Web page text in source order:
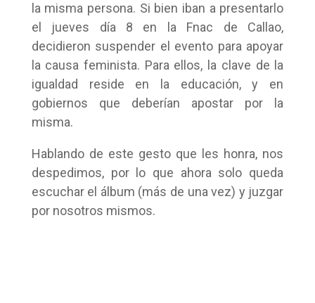
la misma persona. Si bien iban a presentarlo
el jueves día 8 en la Fnac de Callao,
decidieron suspender el evento para apoyar
la causa feminista. Para ellos, la clave de la
igualdad reside en la educación, y en
gobiernos que deberían apostar por la
misma.
Hablando de este gesto que les honra, nos
despedimos, por lo que ahora solo queda
escuchar el álbum (más de una vez) y juzgar
por nosotros mismos.